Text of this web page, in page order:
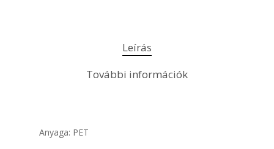
Leírás
További információk
Anyaga: PET